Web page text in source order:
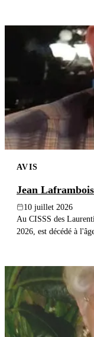
AVIS
Jean
10 juillet 2026
Au CISSS des
2026, est décédé à